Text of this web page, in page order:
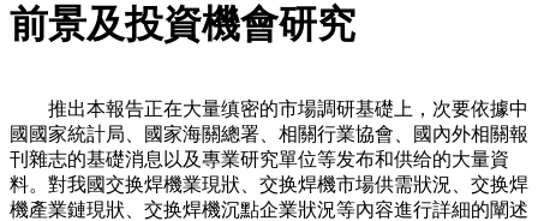
前景及投資機會研究
推出本報告正在大量缜密的市場調研基礎上，次要依據中
國國家統計局、國家海關總署、相關行業協會、國內外相關報
刊雜志的基礎消息以及專業研究單位等发布和供给的大量資
料。對我國交换焊機業現狀、交换焊機市場供需狀況、交换焊
機產業鏈現狀、交换焊機沉點企業狀況等內容進行詳細的闡述